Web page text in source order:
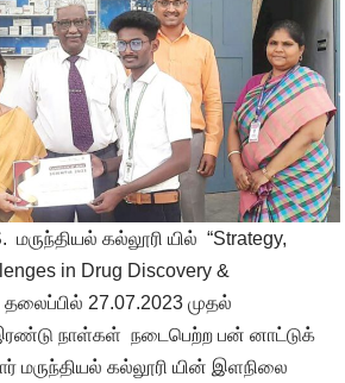
கல்லூரி யில் “Strategy,
in Drug Discovery &
27.07.2023 முதல்
நாள்கள் நடைபெற்ற பன் னாட்டுக்
மருந்தியல் கல்லூரி யின் இளநிலை